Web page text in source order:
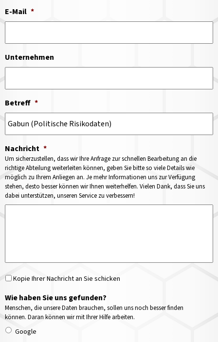
E-Mail *
Unternehmen
Betreff *
Nachricht *
Um sicherzustellen, dass wir Ihre Anfrage zur schnellen Bearbeitung an die
richtige Abteilung weiterleiten können, geben Sie bitte so viele Details wie
möglich zu Ihrem Anliegen an. Je mehr Informationen uns zur Verfügung
stehen, desto besser können wir Ihnen weiterhelfen. Vielen Dank, dass Sie uns
dabei unterstützen, unseren Service zu verbessern!
Kopie Ihrer Nachricht an Sie schicken
Wie haben Sie uns gefunden?
Menschen, die unsere Daten brauchen, sollen uns noch besser finden
können. Daran können wir mit Ihrer Hilfe arbeiten.
Google